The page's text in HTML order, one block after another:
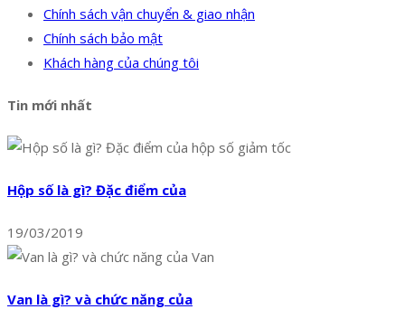
Chính sách vận chuyển & giao nhận
Chính sách bảo mật
Khách hàng của chúng tôi
Tin mới nhất
Hộp số là gì? Đặc điểm của
19/03/2019
Van là gì? và chức năng của